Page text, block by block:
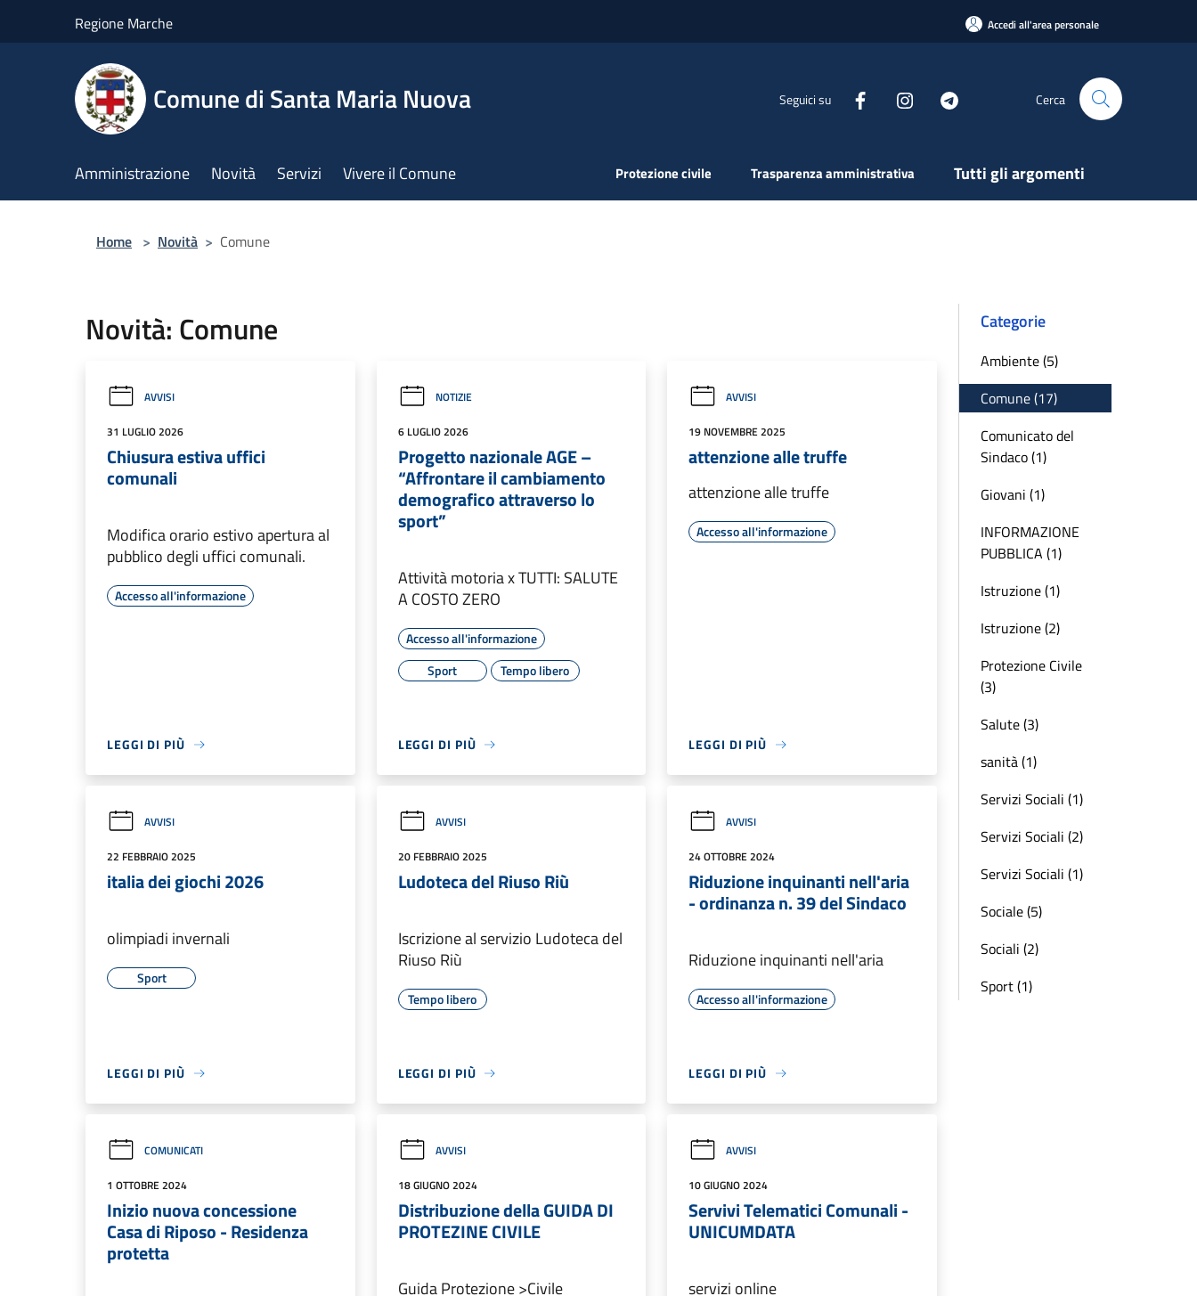
Regione Marche Accedi all'area personale
Comune di Santa Maria Nuova Seguici su Cerca
Amministrazione Novità Servizi Vivere il Comune Protezione civile Trasparenza amministrativa Tutti gli argomenti
Home > Novità > Comune
Novità: Comune
AVVISI
31 LUGLIO 2026
Chiusura estiva uffici
comunali
Modifica orario estivo apertura al
pubblico degli uffici comunali.
Accesso all'informazione
LEGGI DI PIÙ
NOTIZIE
6 LUGLIO 2026
Progetto nazionale AGE –
“Affrontare il cambiamento
demografico attraverso lo
sport”
Attività motoria x TUTTI: SALUTE
A COSTO ZERO
Accesso all'informazione
Sport
Tempo libero
LEGGI DI PIÙ
AVVISI
19 NOVEMBRE 2025
attenzione alle truffe
attenzione alle truffe
Accesso all'informazione
LEGGI DI PIÙ
AVVISI
22 FEBBRAIO 2025
italia dei giochi 2026
olimpiadi invernali
Sport
LEGGI DI PIÙ
AVVISI
20 FEBBRAIO 2025
Ludoteca del Riuso Riù
Iscrizione al servizio Ludoteca del
Riuso Riù
Tempo libero
LEGGI DI PIÙ
AVVISI
24 OTTOBRE 2024
Riduzione inquinanti nell'aria
- ordinanza n. 39 del Sindaco
Riduzione inquinanti nell'aria
Accesso all'informazione
LEGGI DI PIÙ
COMUNICATI
1 OTTOBRE 2024
Inizio nuova concessione
Casa di Riposo - Residenza
protetta
AVVISI
18 GIUGNO 2024
Distribuzione della GUIDA DI
PROTEZINE CIVILE
Guida Protezione >Civile
AVVISI
10 GIUGNO 2024
Servivi Telematici Comunali -
UNICUMDATA
servizi online
Categorie
Ambiente (5)
Comune (17)
Comunicato del
Sindaco (1)
Giovani (1)
INFORMAZIONE
PUBBLICA (1)
Istruzione (1)
Istruzione (2)
Protezione Civile
(3)
Salute (3)
sanità (1)
Servizi Sociali (1)
Servizi Sociali (2)
Servizi Sociali (1)
Sociale (5)
Sociali (2)
Sport (1)